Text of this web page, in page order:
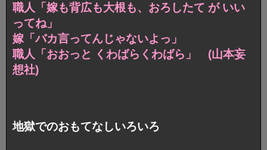
職人「嫁も背広も大根も、おろしたて が いい
ってね」
嫁「バカ言ってんじゃないよっ」
職人「おおっと くわばらくわばら」 (山本妄
想社)
地獄でのおもてなしいろいろ